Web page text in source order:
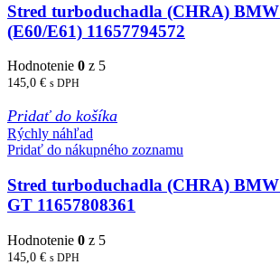
Stred turboduchadla (CHRA)
(E60/E61) 11657794572
Hodnotenie 0 z 5
145,0 € s DPH
Pridať do košíka
Rýchly náhľad
Pridať do nákupného zoznamu
Stred turboduchadla (CHRA)
GT 11657808361
Hodnotenie 0 z 5
145,0 € s DPH